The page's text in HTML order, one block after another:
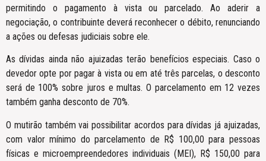
permitindo o pagamento à vista ou parcelado. Ao aderir a
negociação, o contribuinte deverá reconhecer o débito, renunciando
a ações ou defesas judiciais sobre ele.
As dívidas ainda não ajuizadas terão benefícios especiais. Caso o
devedor opte por pagar à vista ou em até três parcelas, o desconto
será de 100% sobre juros e multas. O parcelamento em 12 vezes
também ganha desconto de 70%.
O mutirão também vai possibilitar acordos para dívidas já ajuizadas,
com valor mínimo do parcelamento de R$ 100,00 para pessoas
físicas e microempreendedores individuais (MEI), R$ 150,00 para